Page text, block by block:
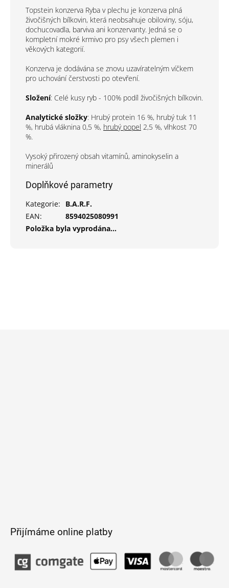
Topstein konzerva Ryba v plechu je konzerva plná
živočišných bílkovin, která neobsahuje obiloviny, sóju,
dochucovadla, barviva ani konzervanty. Jedná se o
kompletní mokré krmivo pro psy všech plemen i
věkových kategorií.
Konzerva je dodávána se znovu uzavíratelným víčkem
pro uchování čerstvosti po otevření.
Složení: Celé kusy ryb - 100% podíl živočišných bílkovin.
Analytické složky: Hrubý protein 16 %, hrubý tuk 11
%, hrubá vláknina 0,5 %, hrubý popel 2,5 %, vlhkost 70
%.
Vysoký přirozený obsah vitamínů, aminokyselin a
minerálů
Doplňkové parametry
Kategorie:
B.A.R.F.
EAN:
8594025080991
Položka byla vyprodána…
Přijímáme online platby